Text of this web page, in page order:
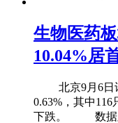
生物医药
10.04%居
北京9月6日讯
0.63%，其中
下跌。 数据显